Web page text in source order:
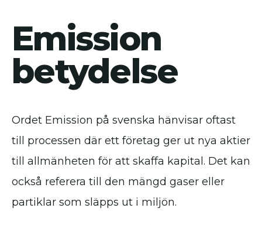
Emission
betydelse
Ordet Emission på svenska hänvisar oftast
till processen där ett företag ger ut nya aktier
till allmänheten för att skaffa kapital. Det kan
också referera till den mängd gaser eller
partiklar som släpps ut i miljön.